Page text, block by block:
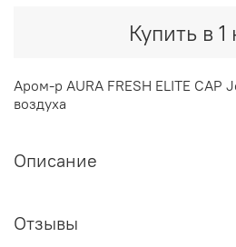
Купить в 1
Аром-р AURA FRESH ELITE CAP
воздуха
Описание
Отзывы